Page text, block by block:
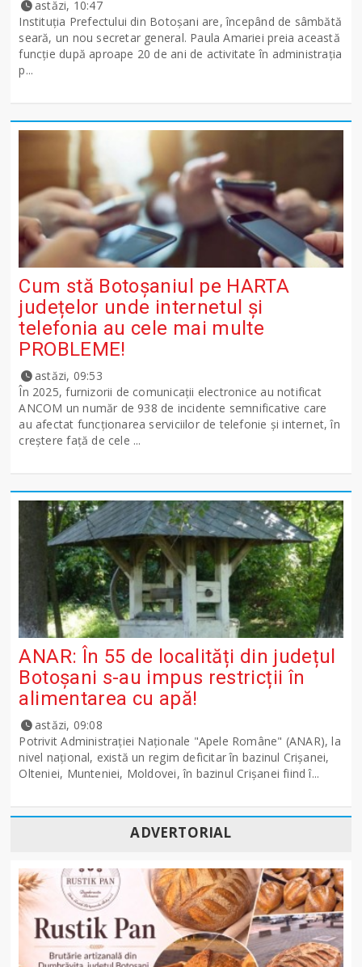
astăzi, 10:47
Instituția Prefectului din Botoșani are, începând de sâmbătă
seară, un nou secretar general. Paula Amariei preia această
funcție după aproape 20 de ani de activitate în administrația
p...
Cum stă Botoșaniul pe HARTA
județelor unde internetul și
telefonia au cele mai multe
PROBLEME!
astăzi, 09:53
În 2025, furnizorii de comunicații electronice au notificat
ANCOM un număr de 938 de incidente semnificative care
au afectat funcționarea serviciilor de telefonie și internet, în
creștere față de cele ...
ANAR: În 55 de localități din județul
Botoșani s-au impus restricții în
alimentarea cu apă!
astăzi, 09:08
Potrivit Administraţiei Naţionale "Apele Române" (ANAR), la
nivel naţional, există un regim deficitar în bazinul Crişanei,
Olteniei, Munteniei, Moldovei, în bazinul Crişanei fiind î...
ADVERTORIAL